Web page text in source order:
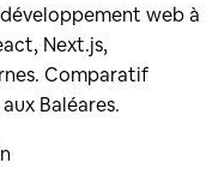
web à
Next.js,
Comparatif
Baléares.